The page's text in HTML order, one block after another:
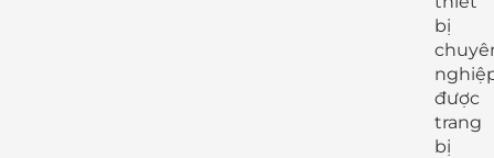
bị
được
trang
bị